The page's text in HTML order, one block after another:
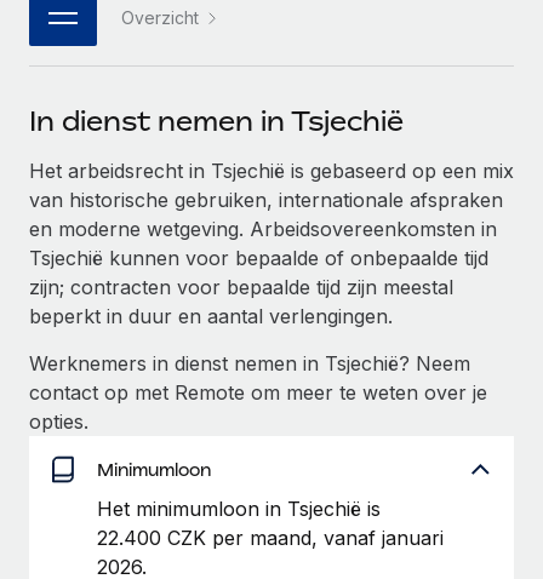
DIENSTEN
Krijg hulp van global HR- en juridische experts
Achtergrondonderzoek
Vereenvoudig het screeningsproces van
kandidaten
Compliance Watchtower
Blijf compliance-risico's voor
Apparaatbeheer
Lever en track wereldwijd IT-middelen
Entiteiten oprichten
Stel snel compliant entiteiten op
Mobiliteit en overplaatsing
Plaats werknemers moeiteloos over
Een partner worden
Ontdek hoe je met ons kunt samenwerken
Integraties en advies over AI-automatiseringen
CASESTUDY'S
Hoe AI-pionier Weaviate zijn team met 120%
liet groeien met Remote
Weaviate in één oogopslag Weaviate bouwt open source,
Meer informatie
De strategische samenwerking tussen
Reverse Tech en Remote voor zzp- en payroll-
beheer
Reverse Tech in een oogopslag Reverse Tech, een start-
Inzichtencentrum
Support
Alle bronnen bekijken
BLOG
Global Payroll
EOR en PEO
Contractor Management
Belastingen
Naar de blog
中文（简体）Overzicht
In dienst nemen in Tsjechië
Het arbeidsrecht in Tsjechië is gebaseerd op een mix
van historische gebruiken, internationale afspraken
en moderne wetgeving. Arbeidsovereenkomsten in
Tsjechië kunnen voor bepaalde of onbepaalde tijd
zijn; contracten voor bepaalde tijd zijn meestal
beperkt in duur en aantal verlengingen.
Werknemers in dienst nemen in Tsjechië? Neem
contact op met Remote om meer te weten over je
opties.
Minimumloon
Het minimumloon in Tsjechië is
22.400 CZK per maand, vanaf januari
2026.